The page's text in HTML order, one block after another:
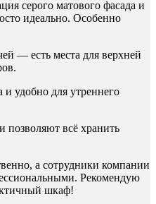
серого матового фасада и
идеально. Особенно
— есть места для верхней
и удобно для утреннего
всё хранить
а сотрудники компании
Рекомендую
шкаф!